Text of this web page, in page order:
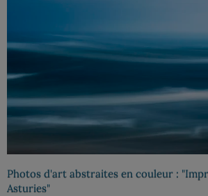
Photos d'art abstraites en couleur :
Asturies"